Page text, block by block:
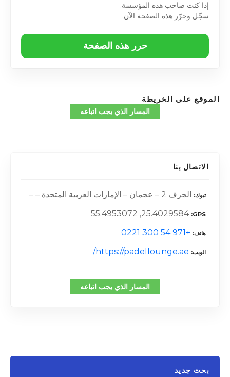
إذا كنت صاحب هذه المؤسسة.
سجّل وحرّر هذه الصفحة الآن.
حرر هذه الصفحة
الموقع على الخريطة
المسار الذي يجب اتباعه
الاتصال بنا
تبوك الجرف 2 – عجمان – الإمارات العربية المتحدة – –
GPS
25.4029584, 55.4953072
هاتف +971 54 300 0221
الويب https://padellounge.ae/
المسار الذي يجب اتباعه
بحث جديد